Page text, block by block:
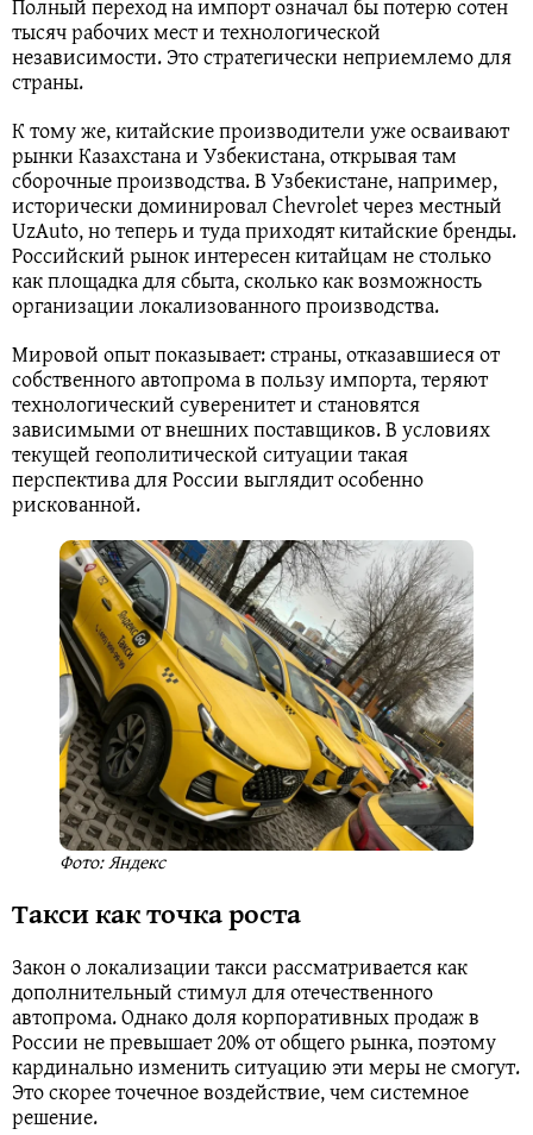
Полный переход на импорт означал бы потерю сотен
тысяч рабочих мест и технологической
независимости. Это стратегически неприемлемо для
страны.
К тому же, китайские производители уже осваивают
рынки Казахстана и Узбекистана, открывая там
сборочные производства. В Узбекистане, например,
исторически доминировал Chevrolet через местный
UzAuto, но теперь и туда приходят китайские бренды.
Российский рынок интересен китайцам не столько
как площадка для сбыта, сколько как возможность
организации локализованного производства.
Мировой опыт показывает: страны, отказавшиеся от
собственного автопрома в пользу импорта, теряют
технологический суверенитет и становятся
зависимыми от внешних поставщиков. В условиях
текущей геополитической ситуации такая
перспектива для России выглядит особенно
рискованной.
Фото: Яндекс
Такси как точка роста
Закон о локализации такси рассматривается как
дополнительный стимул для отечественного
автопрома. Однако доля корпоративных продаж в
России не превышает 20% от общего рынка, поэтому
кардинально изменить ситуацию эти меры не смогут.
Это скорее точечное воздействие, чем системное
решение.